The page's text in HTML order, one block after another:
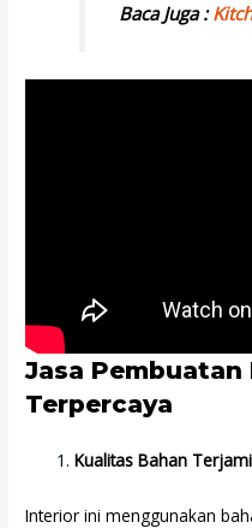
Baca Juga :
Jasa
Terpercaya
Kualitas Bahan
Interior ini menggunakan